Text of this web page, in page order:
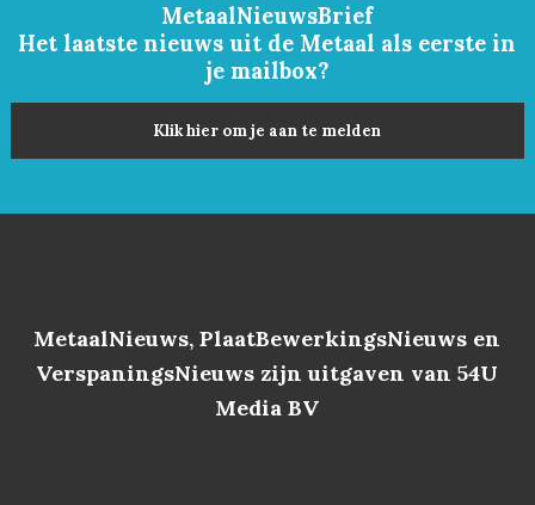
MetaalNieuwsBrief
Het laatste nieuws uit de Metaal als eerste in
je mailbox?
Klik hier om je aan te melden
MetaalNieuws, PlaatBewerkingsNieuws en
VerspaningsNieuws zijn uitgaven van 54U
Media BV